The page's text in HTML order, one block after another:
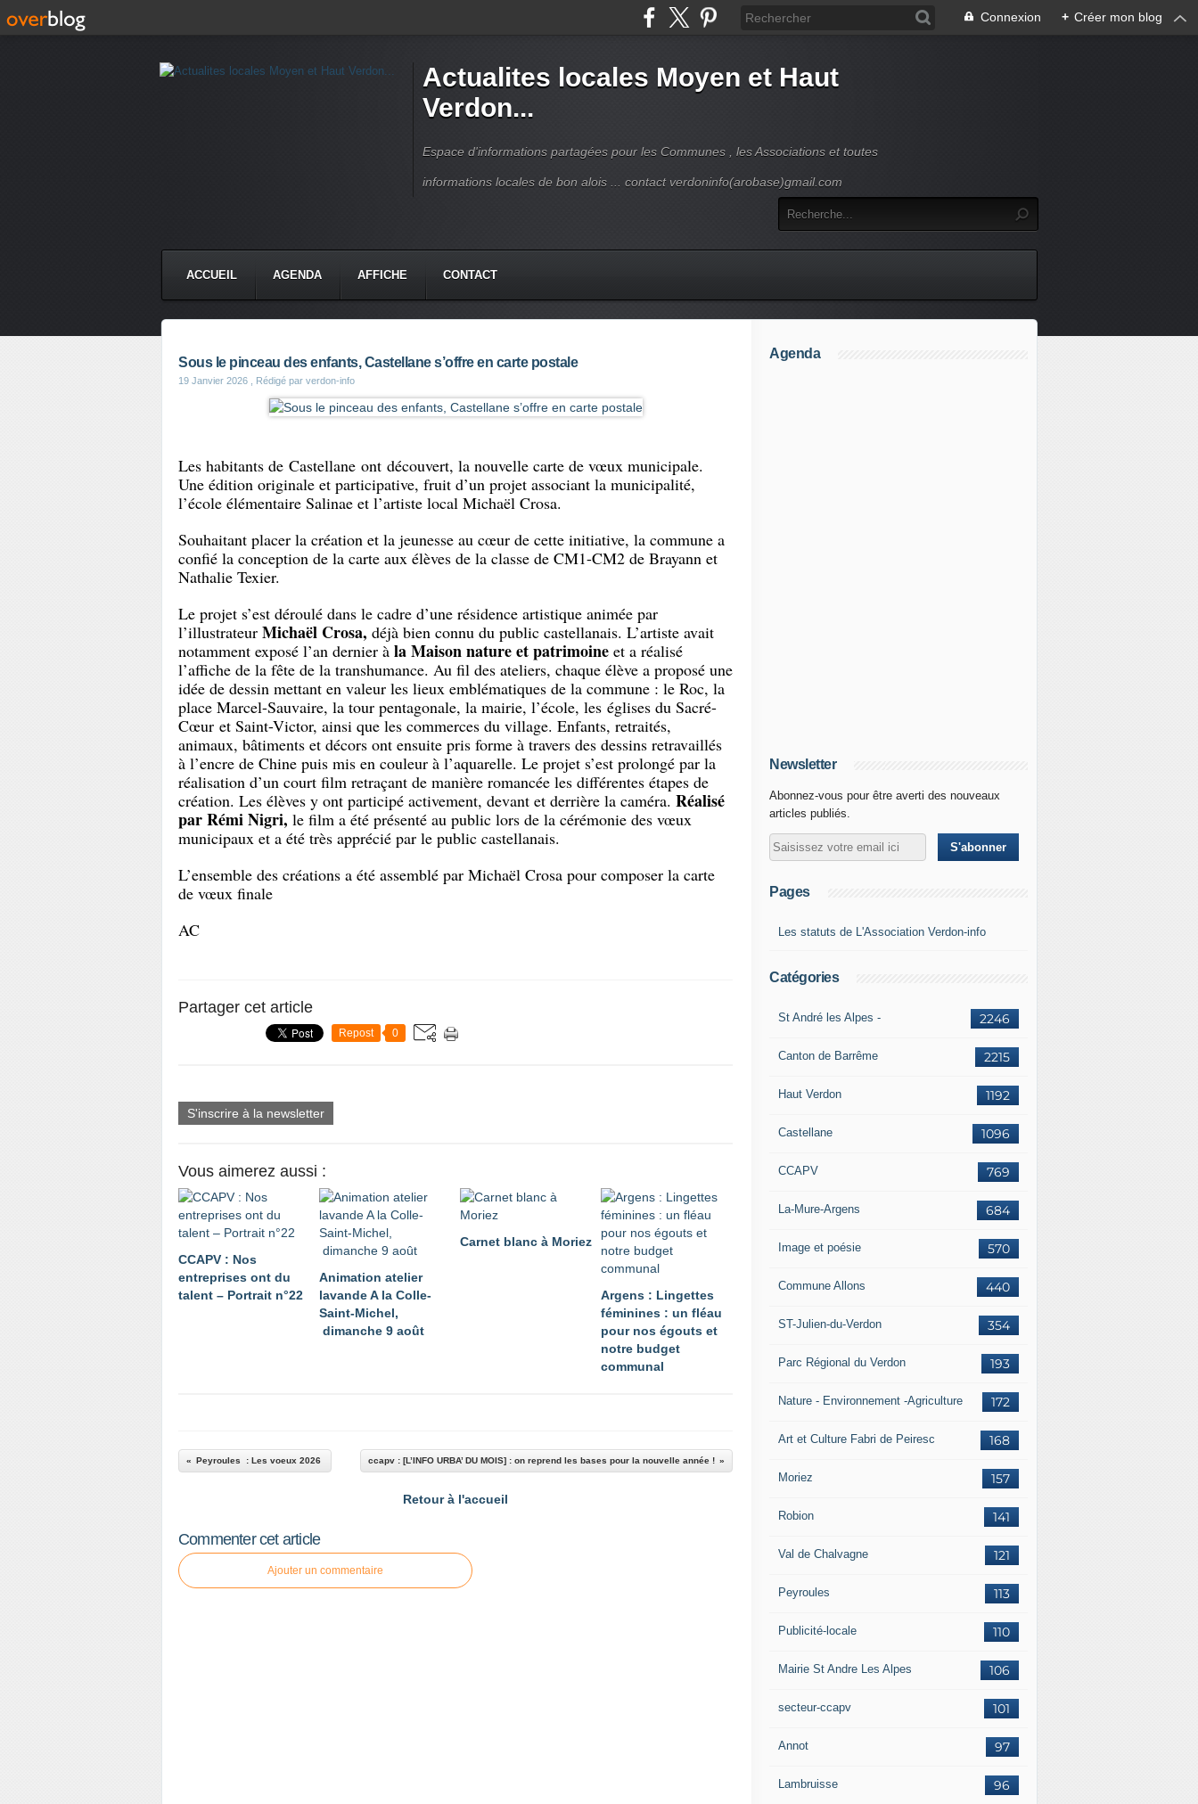
Connexion + Créer mon blog
Actualites locales Moyen et Haut
Verdon...
Espace d'informations partagées pour les Communes , les Associations et toutes
informations locales de bon alois ... contact verdoninfo(arobase)gmail.com
ACCUEIL AGENDA AFFICHE CONTACT
Sous le pinceau des enfants, Castellane s’offre en carte postale
19 Janvier 2026 , Rédigé par verdon-info
Les habitants de Castellane ont découvert, la nouvelle carte de vœux municipale.
Une édition originale et participative, fruit d’un projet associant la municipalité,
l’école élémentaire Salinae et l’artiste local Michaël Crosa.
Souhaitant placer la création et la jeunesse au cœur de cette initiative, la commune a
confié la conception de la carte aux élèves de la classe de CM1-CM2 de Brayann et
Nathalie Texier.
Le projet s’est déroulé dans le cadre d’une résidence artistique animée par
l’illustrateur Michaël Crosa, déjà bien connu du public castellanais. L’artiste avait
notamment exposé l’an dernier à la Maison nature et patrimoine et a réalisé
l’affiche de la fête de la transhumance. Au fil des ateliers, chaque élève a proposé une
idée de dessin mettant en valeur les lieux emblématiques de la commune : le Roc, la
place Marcel-Sauvaire, la tour pentagonale, la mairie, l’école, les églises du Sacré-
Cœur et Saint-Victor, ainsi que les commerces du village. Enfants, retraités,
animaux, bâtiments et décors ont ensuite pris forme à travers des dessins retravaillés
à l’encre de Chine puis mis en couleur à l’aquarelle. Le projet s’est prolongé par la
réalisation d’un court film retraçant de manière romancée les différentes étapes de
création. Les élèves y ont participé activement, devant et derrière la caméra. Réalisé
par Rémi Nigri, le film a été présenté au public lors de la cérémonie des vœux
municipaux et a été très apprécié par le public castellanais.
L’ensemble des créations a été assemblé par Michaël Crosa pour composer la carte
de vœux finale
AC
Partager cet article
Repost 0
S'inscrire à la newsletter
Vous aimerez aussi :
CCAPV : Nos
entreprises ont du
talent – Portrait n°22
Animation atelier
lavande A la Colle-
Saint-Michel,
dimanche 9 août
Carnet blanc à Moriez
Argens : Lingettes
féminines : un fléau
pour nos égouts et
notre budget
communal
Peyroules : Les voeux 2026 ccapv : [L’INFO URBA’ DU MOIS] : on reprend les bases pour la nouvelle année !
Retour à l'accueil
Commenter cet article
Ajouter un commentaire
Agenda
Newsletter
Abonnez-vous pour être averti des nouveaux
articles publiés.
Pages
Les statuts de L'Association Verdon-info
Catégories
2246
St André les Alpes -
2215
Canton de Barrême
1192
Haut Verdon
1096
Castellane
769
CCAPV
684
La-Mure-Argens
570
Image et poésie
440
Commune Allons
354
ST-Julien-du-Verdon
193
Parc Régional du Verdon
172
Nature - Environnement -Agriculture
168
Art et Culture Fabri de Peiresc
157
Moriez
141
Robion
121
Val de Chalvagne
113
Peyroules
110
Publicité-locale
106
Mairie St Andre Les Alpes
101
secteur-ccapv
97
Annot
96
Lambruisse